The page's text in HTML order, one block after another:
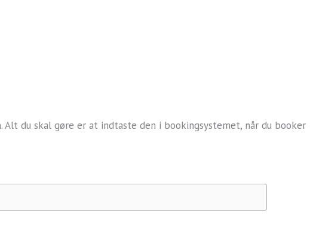
du skal gøre er at indtaste den i bookingsystemet, når du booker